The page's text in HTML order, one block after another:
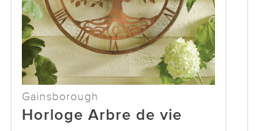
Gainsborough
Horloge Arbre de vie